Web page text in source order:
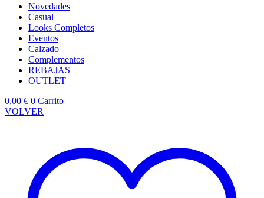
Novedades
Casual
Looks Completos
Eventos
Calzado
Complementos
REBAJAS
OUTLET
0,00 € 0 Carrito
VOLVER